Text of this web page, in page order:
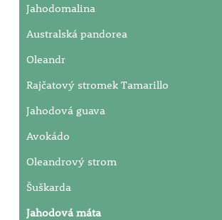
Jahodomalina
Australská pandorea
Oleandr
Rajčatový stromek Tamarillo
Jahodová guava
Avokádo
Oleandrový strom
Šuškarda
Jahodová máta